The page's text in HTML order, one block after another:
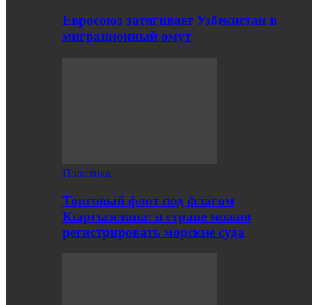
Евросоюз затягивает Узбекистан в
миграционный омут
Политика
Торговый флот под флагом
Кыргызстана: в стране можно
регистрировать морские суда